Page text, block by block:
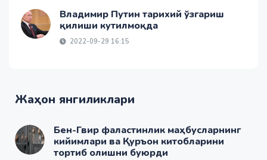
Владимир Путин тарихий ўзгариш
қилиши кутилмоқда
2022-09-29 16:15
Жаҳон янгиликлари
Бен-Гвир фаластинлик маҳбусларнинг
кийимлари ва Қуръон китобларини
тортиб олишни буюрди